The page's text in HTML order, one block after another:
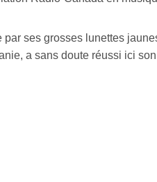
ses grosses lunettes
a sans doute réussi ici